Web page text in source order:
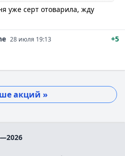
уже серт отоварила, жду
28 июля 19:13
+5
акций »